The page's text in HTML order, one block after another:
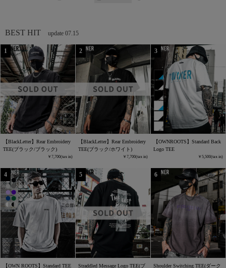
BEST HIT update 07.15
【BlackLetter】Rear Embroidery
TEE(ブラック/ブラック)
7,700
【BlackLetter】Rear Embroidery
TEE(ブラック/ホワイト)
7,700
【OWNROOTS】Standard Back
Logo TEE
5,500
【OWN ROOTS】Standard TEE Straddled Message Logo TEE(ブ Shoulder Switching TEE(ダーク